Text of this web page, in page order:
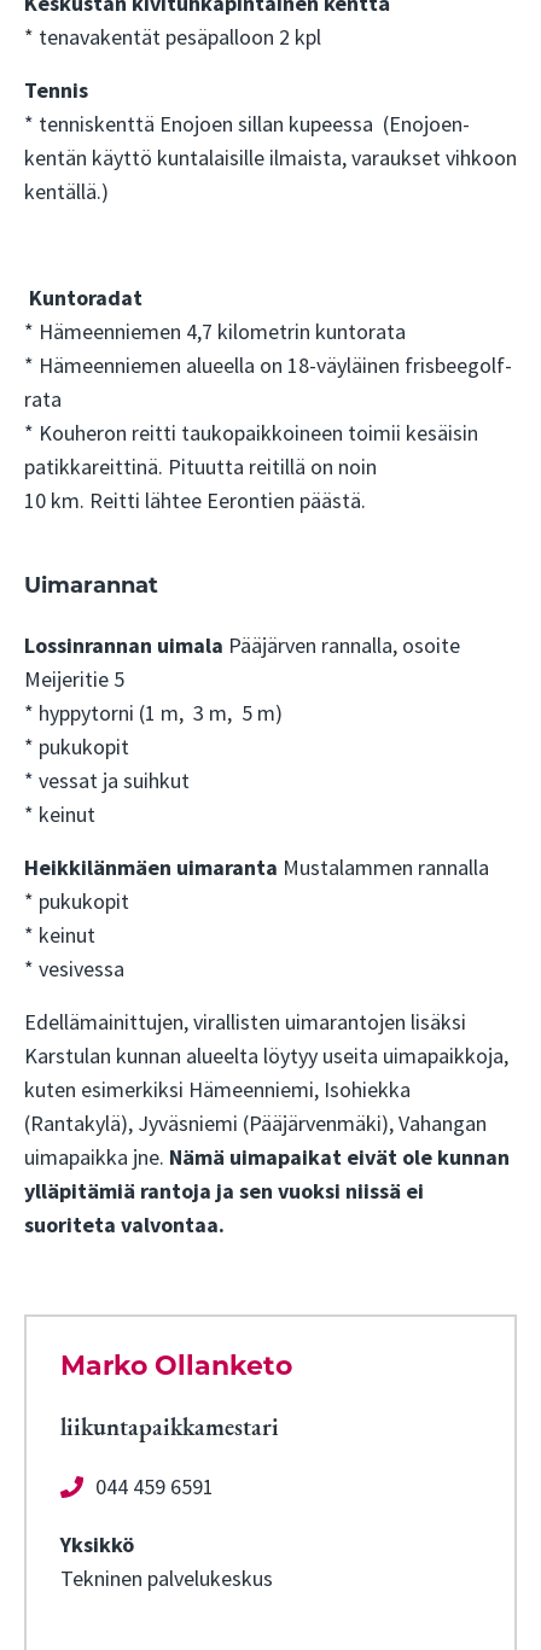
* tenavakentät pesäpalloon 2 kpl
Tennis
* tenniskenttä Enojoen sillan kupeessa (Enojoen-
kentän käyttö kuntalaisille ilmaista, varaukset vihkoon
kentällä.)
Kuntoradat
* Hämeenniemen 4,7 kilometrin kuntorata
* Hämeenniemen alueella on 18-väyläinen frisbeegolf-
rata
* Kouheron reitti taukopaikkoineen toimii kesäisin
patikkareittinä. Pituutta reitillä on noin
10 km. Reitti lähtee Eerontien päästä.
Uimarannat
Lossinrannan uimala Pääjärven rannalla, osoite
Meijeritie 5
* hyppytorni (1 m, 3 m, 5 m)
* pukukopit
* vessat ja suihkut
* keinut
Heikkilänmäen uimaranta Mustalammen rannalla
* pukukopit
* keinut
* vesivessa
Edellämainittujen, virallisten uimarantojen lisäksi
Karstulan kunnan alueelta löytyy useita uimapaikkoja,
kuten esimerkiksi Hämeenniemi, Isohiekka
(Rantakylä), Jyväsniemi (Pääjärvenmäki), Vahangan
uimapaikka jne. Nämä uimapaikat eivät ole kunnan
ylläpitämiä rantoja ja sen vuoksi niissä ei
suoriteta valvontaa.
Marko Ollanketo
liikuntapaikkamestari
044 459 6591
Yksikkö
Tekninen palvelukeskus